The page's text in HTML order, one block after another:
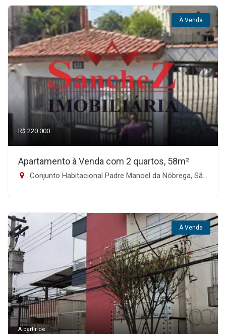
À Venda
R$ 220.000
Apartamento à Venda com 2 quartos, 58m²
Conjunto Habitacional Padre Manoel da Nóbrega, São Paulo-SP
À Venda
A partir de: